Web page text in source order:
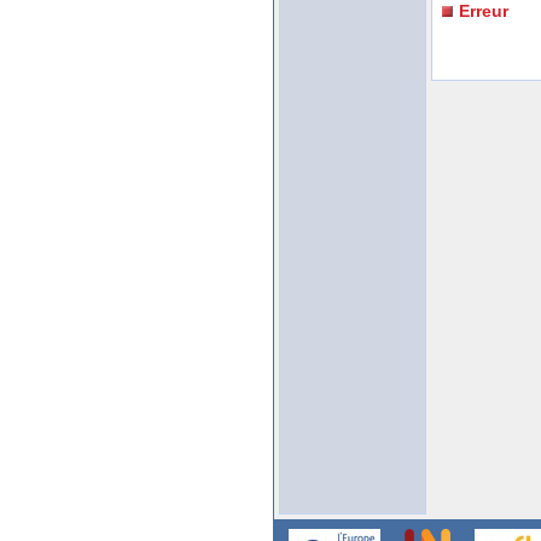
Erreur